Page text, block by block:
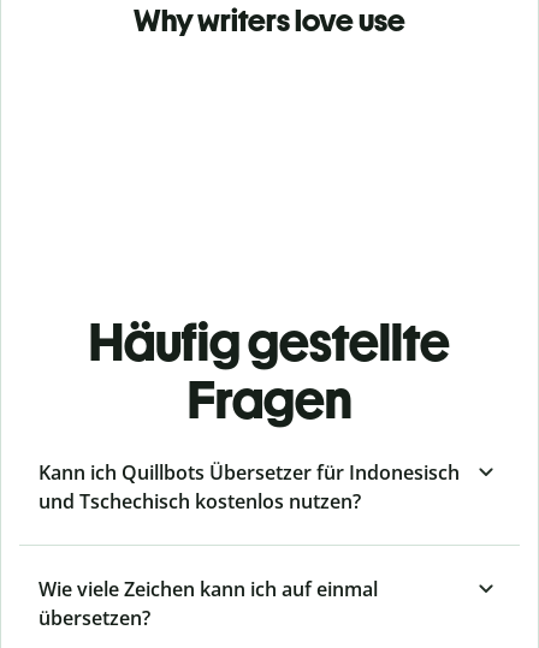
Why writers love use
Häufig gestellte
Fragen
Kann ich Quillbots Übersetzer für Indonesisch
und Tschechisch kostenlos nutzen?
Wie viele Zeichen kann ich auf einmal
übersetzen?